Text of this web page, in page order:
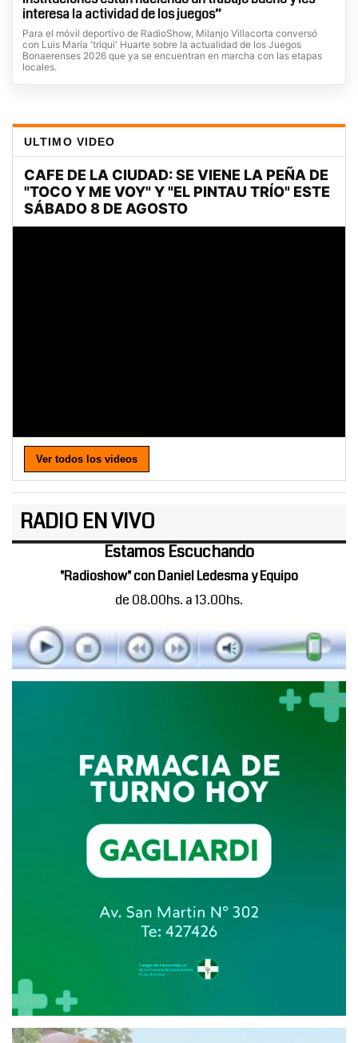
interesa la actividad de los juegos”
Para el móvil deportivo de RadioShow, Milanjo Villacorta conversó
con Luis María 'triqui' Huarte sobre la actualidad de los Juegos
Bonaerenses 2026 que ya se encuentran en marcha con las etapas
locales.
ULTIMO VIDEO
Ver todos los videos
RADIO EN VIVO
Estamos Escuchando
"Radioshow" con Daniel Ledesma y Equipo
de 08.00hs. a 13.00hs.